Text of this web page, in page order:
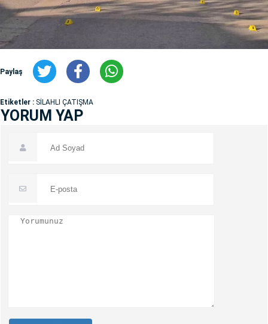
Paylaş
Etiketler : SİLAHLI ÇATIŞMA
YORUM YAP